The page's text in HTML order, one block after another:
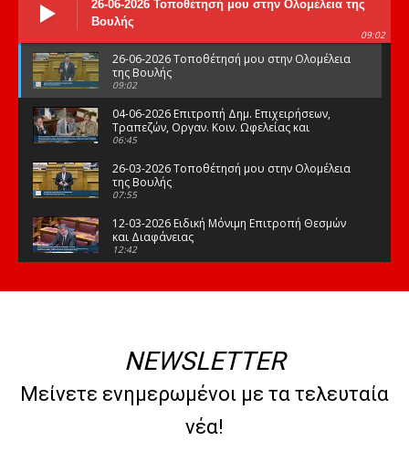
26-06-2026 Τοποθέτησή μου στην Ολομέλεια της
Βουλής
09:02
26-06-2026 Τοποθέτησή μου στην Ολομέλεια
της Βουλής
09:02
04-06-2026 Επιτροπή Δημ. Επιχειρήσεων,
Τραπεζών, Οργαν. Κοιν. Ωφελείας και
Φορέων Κοινων. Ασφάλισης
06:45
26-03-2026 Τοποθέτησή μου στην Ολομέλεια
της Βουλής
07:55
12-03-2026 Ειδική Μόνιμη Επιτροπή Θεσμών
και Διαφάνειας
12:42
της Βουλής
08:47
10-02-2026 Διαρκής Επιτροπή Μορφωτικών
Υποθέσεων
NEWSLETTER
Μείνετε ενημερωμένοι με τα τελευταία
νέα!